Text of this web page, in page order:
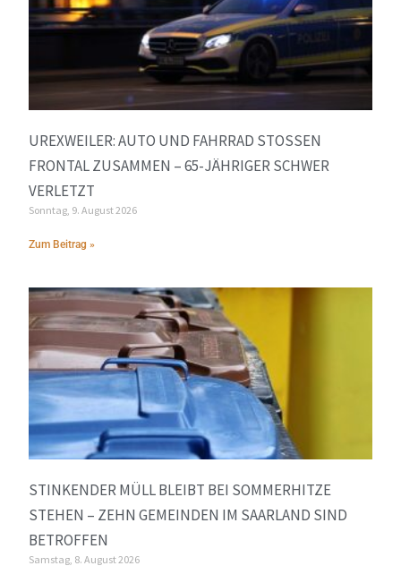
UREXWEILER: AUTO UND FAHRRAD STOSSEN F
RONTAL ZUSAMMEN – 65-JÄHRIGER SCHWER V
ERLETZT
Sonntag, 9. August 2026
Zum Beitrag »
STINKENDER MÜLL BLEIBT BEI SOMMERHITZE
STEHEN – ZEHN GEMEINDEN IM SAARLAND SIND
BETROFFEN
Samstag, 8. August 2026